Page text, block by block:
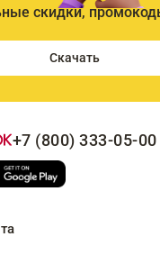
скидки,
Скачать
+7 (800) 333-05-00